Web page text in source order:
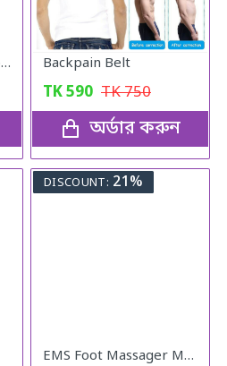
Door Draft Stopper Foam Backpain Belt
TK590 TK750
অর্ডার করুন
DISCOUNT: 21%
EMS Foot Massager Mat Electric Massage